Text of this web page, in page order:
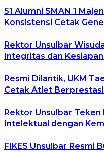
51 Alumni SMAN 1
Konsistensi Cetak
Rektor Unsulbar
Integritas dan
Resmi Dilantik, UKM
Cetak Atlet
Rektor Unsulbar Teken
Intelektual dengan
FIKES Unsulbar Resmi